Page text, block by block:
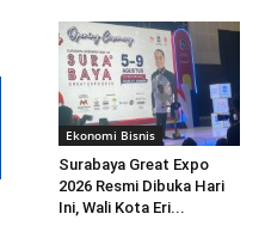
Ekonomi Bisnis
Surabaya Great Expo
2026 Resmi Dibuka Hari
Ini, Wali Kota Eri...